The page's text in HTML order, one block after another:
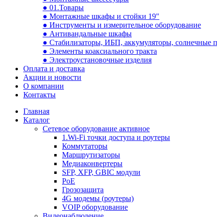
● 01.Товары
● Монтажные шкафы и стойки 19"
● Инструменты и измерительное оборудование
● Антивандальные шкафы
● Стабилизаторы, ИБП, аккумуляторы, солнечные
● Элементы коаксиального тракта
● Электроустановочные изделия
Оплата и доставка
Акции и новости
О компании
Контакты
Главная
Каталог
Сетевое оборудование активное
1.Wi-Fi точки доступа и роутеры
Коммутаторы
Маршрутизаторы
Медиаконвертеры
SFP, XFP, GBIC модули
PoE
Грозозащита
4G модемы (роутеры)
VOIP оборудование